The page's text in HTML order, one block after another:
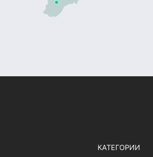
КАТЕГОРИИ